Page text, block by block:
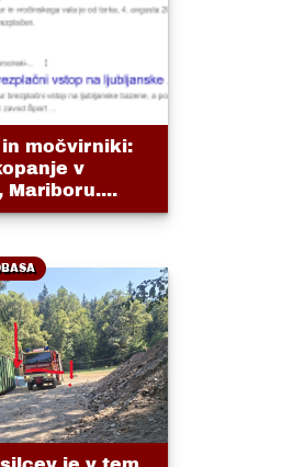
močvirniki:
v
Mariboru....